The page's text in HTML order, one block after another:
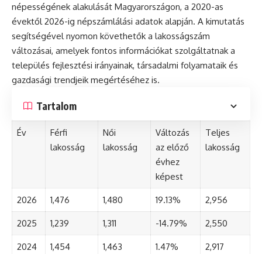
népességének alakulását Magyarországon, a 2020-as
évektől 2026-ig népszámlálási adatok alapján. A kimutatás
segítségével nyomon követhetők a lakosságszám
változásai, amelyek fontos információkat szolgáltatnak a
település fejlesztési irányainak, társadalmi folyamataik és
gazdasági trendjeik megértéséhez is.
Tartalom
Év
Férfi
lakosság
Női
lakosság
Változás
az előző
évhez
képest
Teljes
lakosság
2026 1,476 1,480 19.13% 2,956
2025 1,239 1,311 -14.79% 2,550
2024 1,454 1,463 1.47% 2,917